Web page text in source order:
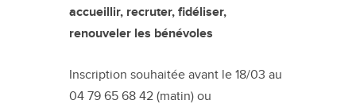
accueillir, recruter, fidéliser,
renouveler les bénévoles
Inscription souhaitée avant le 18/03 au
04 79 65 68 42 (matin) ou